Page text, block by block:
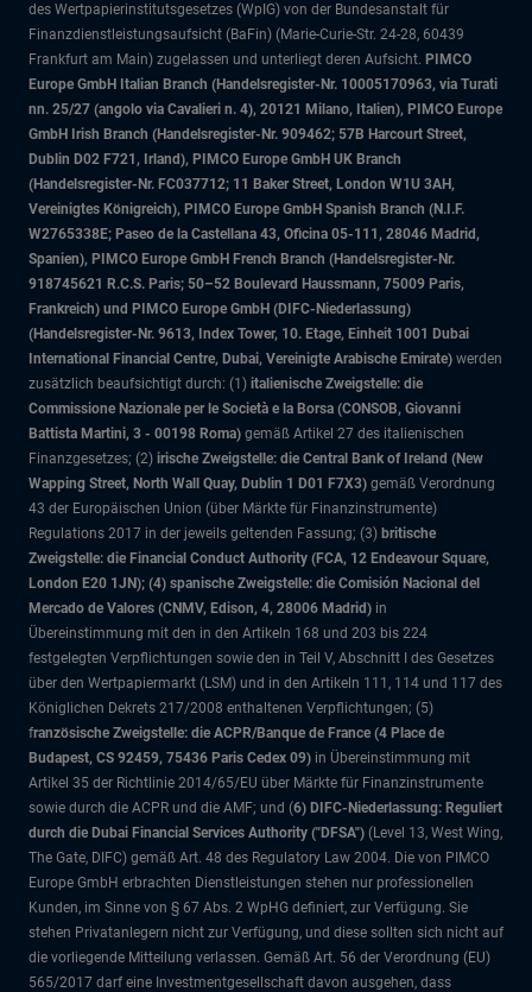
des Wertpapierinstitutsgesetzes (WpIG) von der Bundesanstalt für
Finanzdienstleistungsaufsicht (BaFin) (Marie-Curie-Str. 24-28, 60439
Frankfurt am Main) zugelassen und unterliegt deren Aufsicht. PIMCO
Europe GmbH Italian Branch (Handelsregister-Nr. 10005170963, via Turati
nn. 25/27 (angolo via Cavalieri n. 4), 20121 Milano, Italien), PIMCO Europe
GmbH Irish Branch (Handelsregister-Nr. 909462; 57B Harcourt Street,
Dublin D02 F721, Irland), PIMCO Europe GmbH UK Branch
(Handelsregister-Nr. FC037712; 11 Baker Street, London W1U 3AH,
Vereinigtes Königreich), PIMCO Europe GmbH Spanish Branch (N.I.F.
W2765338E; Paseo de la Castellana 43, Oficina 05-111, 28046 Madrid,
Spanien), PIMCO Europe GmbH French Branch (Handelsregister-Nr.
918745621 R.C.S. Paris; 50–52 Boulevard Haussmann, 75009 Paris,
Frankreich) und PIMCO Europe GmbH (DIFC-Niederlassung)
(Handelsregister-Nr. 9613, Index Tower, 10. Etage, Einheit 1001 Dubai
International Financial Centre, Dubai, Vereinigte Arabische Emirate) werden
zusätzlich beaufsichtigt durch: (1) italienische Zweigstelle: die
Commissione Nazionale per le Società e la Borsa (CONSOB, Giovanni
Battista Martini, 3 - 00198 Roma) gemäß Artikel 27 des italienischen
Finanzgesetzes; (2) irische Zweigstelle: die Central Bank of Ireland (New
Wapping Street, North Wall Quay, Dublin 1 D01 F7X3) gemäß Verordnung
43 der Europäischen Union (über Märkte für Finanzinstrumente)
Regulations 2017 in der jeweils geltenden Fassung; (3) britische
Zweigstelle: die Financial Conduct Authority (FCA, 12 Endeavour Square,
London E20 1JN); (4) spanische Zweigstelle: die Comisión Nacional del
Mercado de Valores (CNMV, Edison, 4, 28006 Madrid) in
Übereinstimmung mit den in den Artikeln 168 und 203 bis 224
festgelegten Verpflichtungen sowie den in Teil V, Abschnitt I des Gesetzes
über den Wertpapiermarkt (LSM) und in den Artikeln 111, 114 und 117 des
Königlichen Dekrets 217/2008 enthaltenen Verpflichtungen; (5)
französische Zweigstelle: die ACPR/Banque de France (4 Place de
Budapest, CS 92459, 75436 Paris Cedex 09) in Übereinstimmung mit
Artikel 35 der Richtlinie 2014/65/EU über Märkte für Finanzinstrumente
sowie durch die ACPR und die AMF; und (6) DIFC-Niederlassung: Reguliert
durch die Dubai Financial Services Authority ("DFSA") (Level 13, West Wing,
The Gate, DIFC) gemäß Art. 48 des Regulatory Law 2004. Die von PIMCO
Europe GmbH erbrachten Dienstleistungen stehen nur professionellen
Kunden, im Sinne von § 67 Abs. 2 WpHG definiert, zur Verfügung. Sie
stehen Privatanlegern nicht zur Verfügung, und diese sollten sich nicht auf
die vorliegende Mitteilung verlassen. Gemäß Art. 56 der Verordnung (EU)
565/2017 darf eine Investmentgesellschaft davon ausgehen, dass